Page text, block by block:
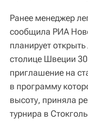
Ранее менеджер
сообщила РИА
планирует
столице Швеции
приглашение на
в программу
высоту, приняла
турнира в